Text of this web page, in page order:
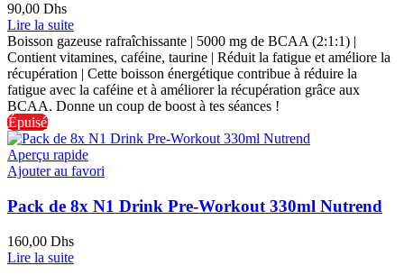
90,00 Dhs
Lire la suite
Boisson gazeuse rafraîchissante | 5000 mg de BCAA (2:1:1) |
Contient vitamines, caféine, taurine | Réduit la fatigue et améliore la
récupération | Cette boisson énergétique contribue à réduire la
fatigue avec la caféine et à améliorer la récupération grâce aux
BCAA. Donne un coup de boost à tes séances !
Épuisé
Aperçu rapide
Ajouter au favori
Pack de 8x N1 Drink Pre-Workout 330ml Nutrend
160,00 Dhs
Lire la suite